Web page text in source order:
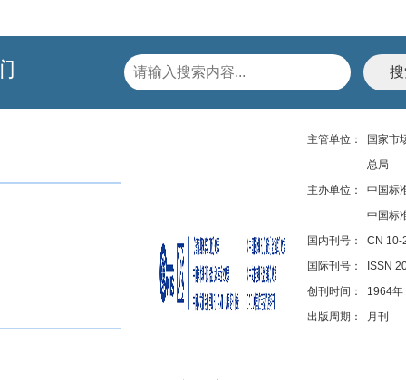
主管单位：
国家市
总局
主办单位：
中国标
中国标
国内刊号：
CN 10-
国际刊号：
ISSN
创刊时间：
1964年
出版周期：
月刊